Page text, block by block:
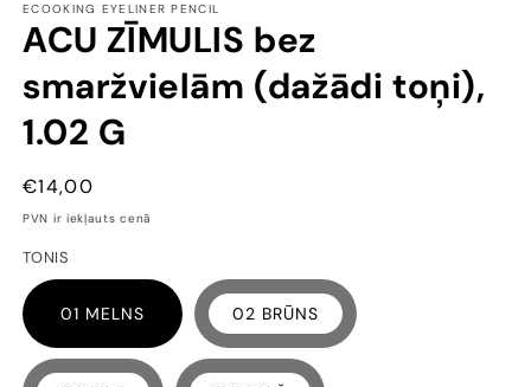
ECOOKING EYELINER PENCIL
ACU ZĪMULIS bez
smaržvielām (dažādi toņi),
1.02 G
CENA
€14,00
PVN ir iekļauts cenā
TONIS
01 MELNS 02 BRŪNS